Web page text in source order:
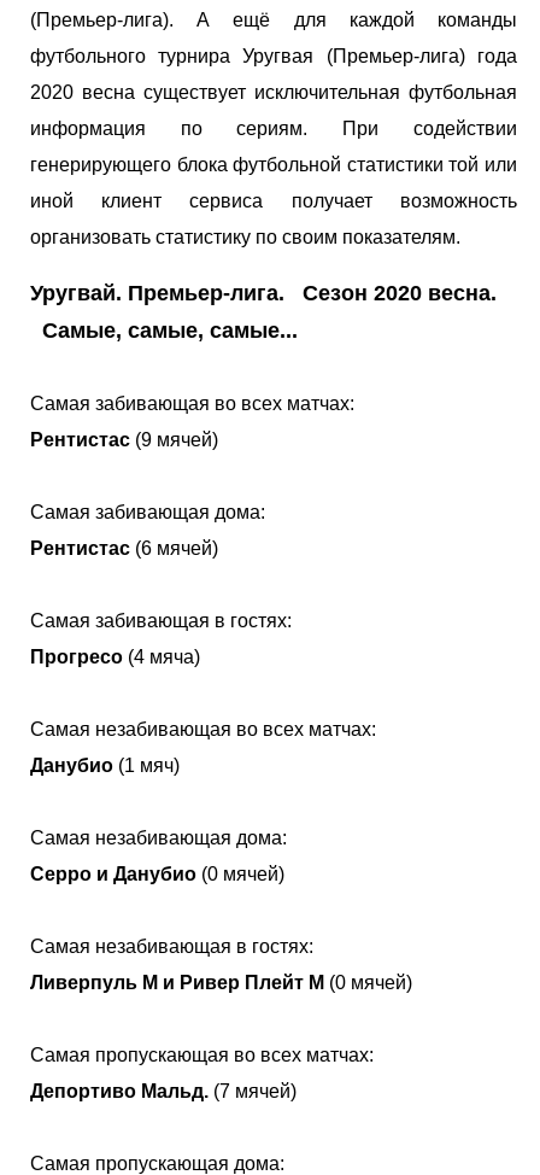
(Премьер-лига). А ещё для каждой команды
футбольного турнира Уругвая (Премьер-лига) года
2020 весна существует исключительная футбольная
информация по сериям. При содействии
генерирующего блока футбольной статистики той или
иной клиент сервиса получает возможность
организовать статистику по своим показателям.
Уругвай. Премьер-лига. Сезон 2020 весна.
Самые, самые, самые...
Самая забивающая во всех матчах:
Рентистас (9 мячей)
Самая забивающая дома:
Рентистас (6 мячей)
Самая забивающая в гостях:
Прогресо (4 мяча)
Самая незабивающая во всех матчах:
Данубио (1 мяч)
Самая незабивающая дома:
Серро и Данубио (0 мячей)
Самая незабивающая в гостях:
Ливерпуль М и Ривер Плейт М (0 мячей)
Самая пропускающая во всех матчах:
Депортиво Мальд. (7 мячей)
Самая пропускающая дома: